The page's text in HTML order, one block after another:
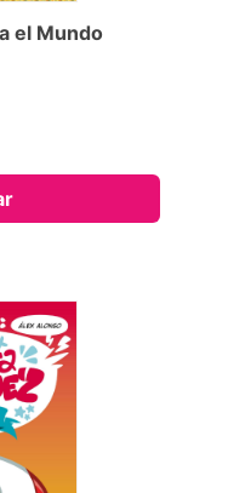
el Mundo